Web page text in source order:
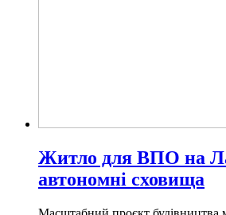
Житло для ВПО на
автономні сховища